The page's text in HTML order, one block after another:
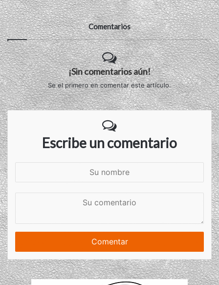
Comentarios
¡Sin comentarios aún!
Se el primero en comentar este artículo.
Escribe un comentario
n
t
a